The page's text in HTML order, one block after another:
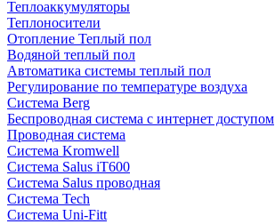
Теплоаккумуляторы
Теплоносители
Отопление Теплый пол
Водяной теплый пол
Автоматика системы теплый пол
Регулирование по температуре воздуха
Система Berg
Беспроводная система с интернет доступом
Проводная система
Система Kromwell
Система Salus iT600
Система Salus проводная
Система Tech
Система Uni-Fitt